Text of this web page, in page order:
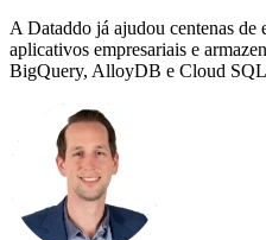
A Dataddo já ajudou centenas de
aplicativos empresariais e
BigQuery, AlloyDB e Cloud